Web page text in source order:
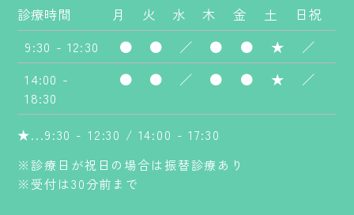
診療時間 月 火 水 木 金 土
日祝
9:30 - 12:30
● ● ／ ● ● ★
／
14:00 -
18:30
● ● ／ ● ● ★ ／
★...9:30 - 12:30 / 14:00 - 17:30
※診療日が祝日の場合は振替診療あり
※受付は30分前まで